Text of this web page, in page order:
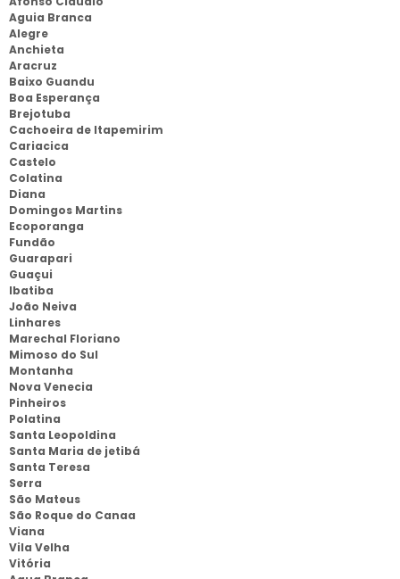
Aguia Branca
Alegre
Anchieta
Aracruz
Baixo Guandu
Boa Esperança
Brejotuba
Cachoeira de Itapemirim
Cariacica
Castelo
Colatina
Diana
Domingos Martins
Ecoporanga
Fundão
Guarapari
Guaçui
Ibatiba
João Neiva
Linhares
Marechal Floriano
Mimoso do Sul
Montanha
Nova Venecia
Pinheiros
Polatina
Santa Leopoldina
Santa Maria de jetibá
Santa Teresa
Serra
São Mateus
São Roque do Canaa
Viana
Vila Velha
Vitória